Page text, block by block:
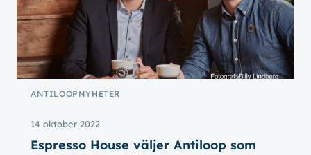
ANTILOOP NYHETER
14 oktober 2022
Espresso House väljer Antiloop som